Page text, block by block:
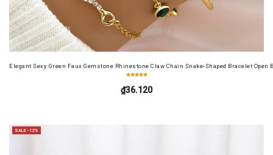
Elegant Sexy Green Faux Gemstone Rhinestone Claw Chain Snake-Shaped Bracelet Open
₫36.120
SALE -12%